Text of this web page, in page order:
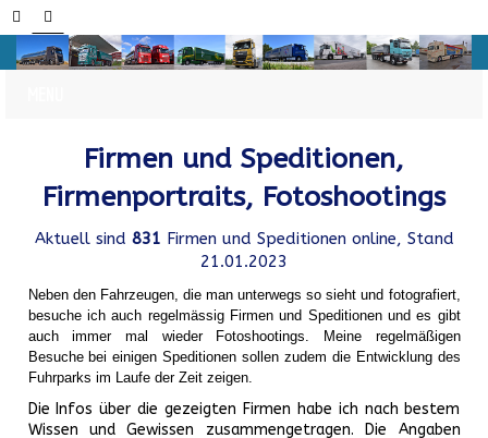
Firmen und Speditionen,
Firmenportraits, Fotoshootings
Aktuell sind 831 Firmen und Speditionen online, Stand
21.01.2023
Neben den Fahrzeugen, die man unterwegs so sieht und fotografiert,
besuche ich auch regelmässig Firmen und Speditionen und es gibt
auch immer mal wieder Fotoshootings.
Meine regelmäßigen
Besuche bei einigen Speditionen sollen zudem die Entwicklung des
Fuhrparks im Laufe der Zeit zeigen.
Die Infos über die gezeigten Firmen habe ich nach bestem
Wissen und Gewissen zusammengetragen. Die Angaben